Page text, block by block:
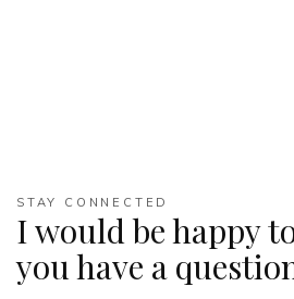
STAY CONNECTED
I would be happy
you have a